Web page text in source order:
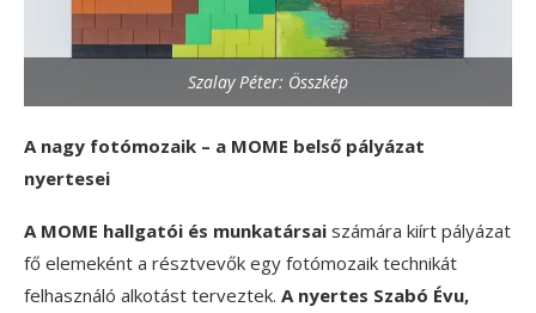
Szalay Péter: Összkép
A nagy fotómozaik – a MOME belső pályázat
nyertesei
A MOME hallgatói és munkatársai számára kiírt pályázat
fő elemeként a résztvevők egy fotómozaik technikát
felhasználó alkotást terveztek. A nyertes Szabó Évu,